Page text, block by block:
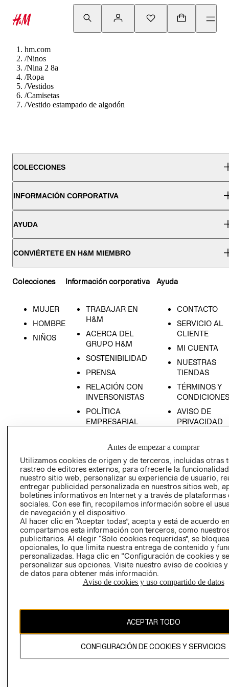
hm.com
/Ninos
/Nina 2 8a
/Ropa
/Vestidos
/Camisetas
/Vestido estampado de algodón
COLECCIONES
INFORMACIÓN CORPORATIVA
AYUDA
CONVIÉRTETE EN H&M MIEMBRO
Colecciones
MUJER
HOMBRE
NIÑOS
Información corporativa
TRABAJAR EN
H&M
ACERCA DEL
GRUPO H&M
SOSTENIBILIDAD
PRENSA
RELACIÓN CON
INVERSONISTAS
POLÍTICA
EMPRESARIAL
Ayuda
CONTACTO
SERVICIO AL
CLIENTE
MI CUENTA
NUESTRAS
TIENDAS
TÉRMINOS Y
CONDICIONES
AVISO DE
PRIVACIDAD
AVISO DE
COOKIES
LIBRO DE
Ecuador ($)
CAMBIAR REGIÓN
El contenido de esta página web está protegido por copyright y es
Antes de empezar a comprar
Utilizamos cookies de origen y de terceros, incluidas otras
rastreo de editores externos, para ofrecerle la
nuestro sitio web, personalizar su experiencia de usuario,
entregar publicidad personalizada en nuestros sitios web,
boletines informativos en Internet y a través de plataformas
sociales. Con ese fin, recopilamos información sobre el
de navegación y el dispositivo.
Al hacer clic en “Aceptar todas”, acepta y está de acuerdo
compartamos esta información con terceros, como
publicitarios. Al elegir “Solo cookies requeridas”, se
opcionales, lo que limita nuestra entrega de contenido y
personalizadas. Haga clic en “Configuración de cookies y
personalizar sus opciones. Visite nuestro aviso de cookies
de datos para obtener más información.
Aviso de cookies y uso compartido de datos
ACEPTAR TODO
CONFIGURACIÓN DE COOKIES Y SERVICIOS